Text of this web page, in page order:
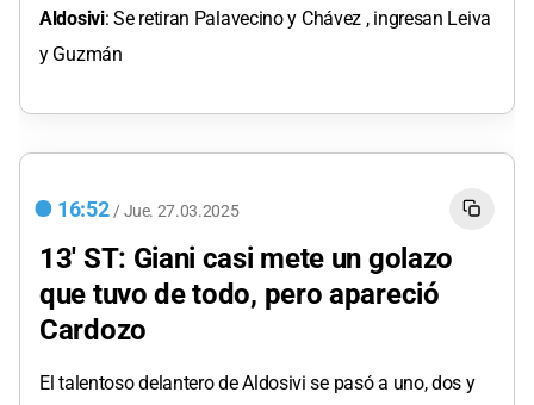
Aldosivi: Se retiran Palavecino y Chávez , ingresan Leiva
y Guzmán
16:52 / Jue. 27.03.2025
13' ST: Giani casi mete un golazo
que tuvo de todo, pero apareció
Cardozo
El talentoso delantero de Aldosivi se pasó a uno, dos y